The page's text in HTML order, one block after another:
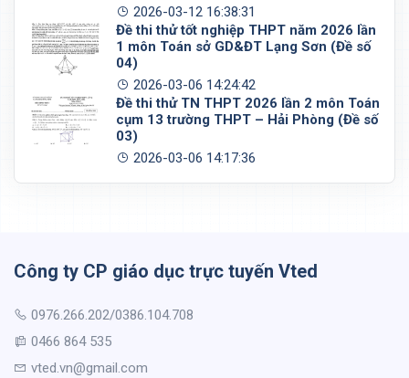
2026-03-12 16:38:31
Đề thi thử tốt nghiệp THPT năm 2026 lần
1 môn Toán sở GD&ĐT Lạng Sơn (Đề số
04)
2026-03-06 14:24:42
Đề thi thử TN THPT 2026 lần 2 môn Toán
cụm 13 trường THPT – Hải Phòng (Đề số
03)
2026-03-06 14:17:36
Công ty CP giáo dục trực tuyến Vted
0976.266.202/0386.104.708
0466 864 535
vted.vn@gmail.com